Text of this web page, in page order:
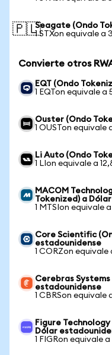
🇵🇱Seagate (Ondo
1 STXon equivale a
Convierte otros
EQT (Ondo
1 EQTon equivale a
Ouster (Ondo
1 OUSTon equivale
Li Auto (Ondo
1 LIon equivale a
MACOM
Tokenized) a
1 MTSIon equivale
Core Scientific
estadounidense
1 CORZon equivale
Cerebras
estadounidense
1 CBRSon equivale
Figure
Dólar
1 FIGRon equivale